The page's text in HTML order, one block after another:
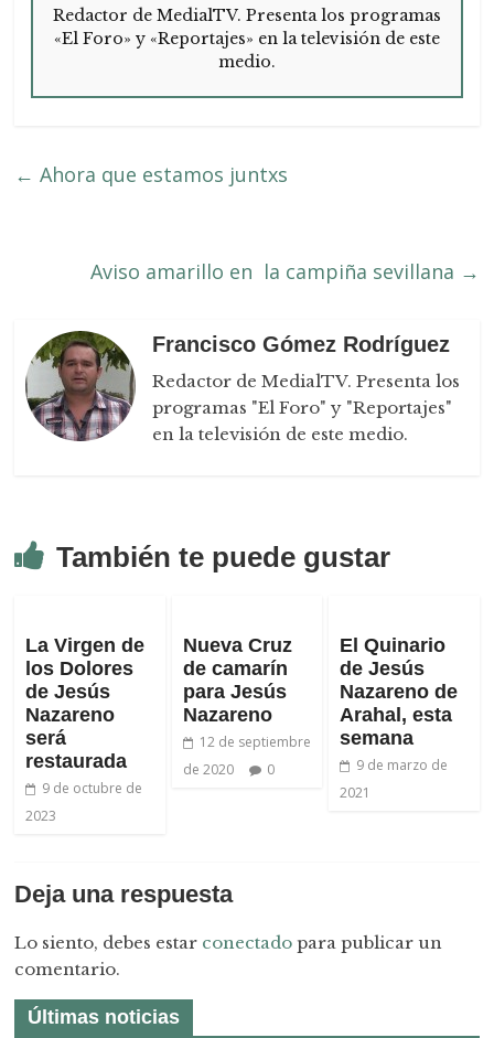
Redactor de MedialTV. Presenta los programas
«El Foro» y «Reportajes» en la televisión de este
medio.
← Ahora que estamos juntxs
Aviso amarillo en la campiña sevillana →
Francisco Gómez Rodríguez
Redactor de MedialTV. Presenta los
programas "El Foro" y "Reportajes"
en la televisión de este medio.
También te puede gustar
La Virgen de
los Dolores
de Jesús
Nazareno
será
restaurada
9 de octubre de
2023
Nueva Cruz
de camarín
para Jesús
Nazareno
12 de septiembre
de 2020
0
El Quinario
de Jesús
Nazareno de
Arahal, esta
semana
9 de marzo de
2021
Deja una respuesta
Lo siento, debes estar conectado para publicar un
comentario.
Últimas noticias